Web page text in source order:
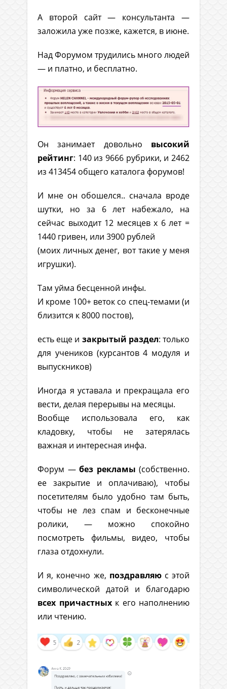
А второй сайт — консультанта —
заложила уже позже, кажется, в июне.
Над Форумом трудились много людей
— и платно, и бесплатно.
Он занимает довольно высокий
рейтинг: 140 из 9666 рубрики, и 2462
из 413454 общего каталога форумов!
И мне он обошелся.. сначала вроде
шутки, но за 6 лет набежало, на
сейчас выходит 12 месяцев х 6 лет =
1440 гривен, или 3900 рублей
(моих личных денег, вот такие у меня
игрушки).
Там уйма бесценной инфы.
И кроме 100+ веток со спец-темами (и
близится к 8000 постов),
есть еще и закрытый раздел: только
для учеников (курсантов 4 модуля и
выпускников)
Иногда я уставала и прекращала его
вести, делая перерывы на месяцы.
Вообще использовала его, как
кладовку, чтобы не затерялась
важная и интересная инфа.
Форум — без рекламы (собственно.
ее закрытие и оплачиваю), чтобы
посетителям было удобно там быть,
чтобы не лез спам и бесконечные
ролики, — можно спокойно
посмотреть фильмы, видео, чтобы
глаза отдохнули.
И я, конечно же, поздравляюс этой
символической датой и благодарю
всех причастныхк его наполнению
или чтению.